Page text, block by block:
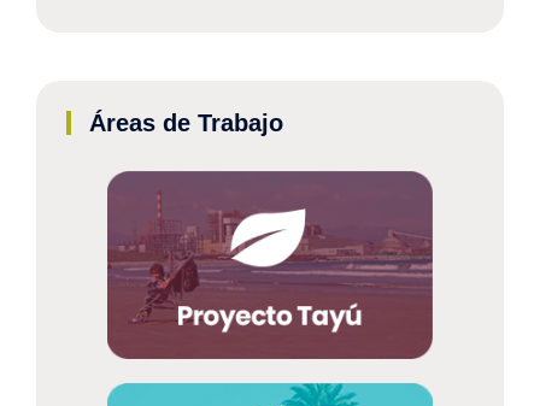
Áreas de Trabajo